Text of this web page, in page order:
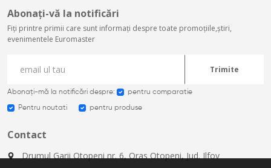
Abonați-vă la notificări
Fiți printre primii care sunt informați despre toate promoțiile,știri,
evenimentele Euromaster
Trimite
Abonați-mă la notificări despre: pentru comparatie
Pentru noutati pentru produse
Contact
Drumul Garii Otopeni nr. 6, Oras Otopeni, Jud. Ilfov